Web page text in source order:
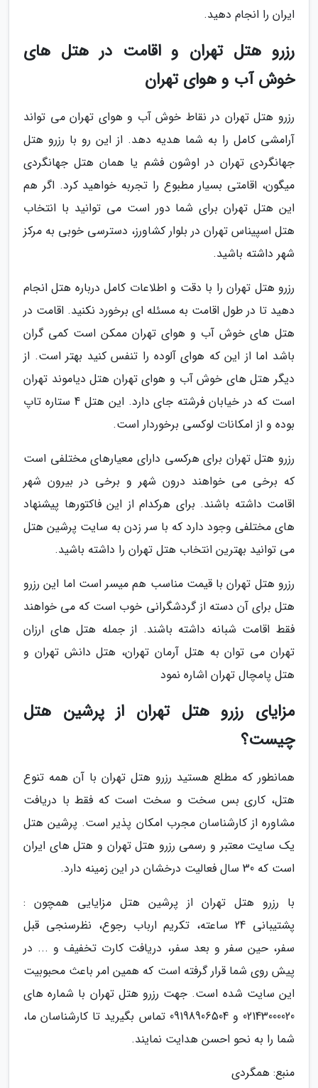
ایران را انجام دهید.
رزرو هتل تهران و اقامت در هتل های
خوش آب و هوای تهران
رزرو هتل تهران در نقاط خوش آب و هوای تهران می تواند
آرامشی کامل را به شما هدیه دهد. از این رو با رزرو هتل
جهانگردی تهران در اوشون فشم یا همان هتل جهانگردی
میگون، اقامتی بسیار مطبوع را تجربه خواهید کرد. اگر هم
این هتل تهران برای شما دور است می توانید با انتخاب
هتل اسپیناس تهران در بلوار کشاورز، دسترسی خوبی به مرکز
شهر داشته باشید.
رزرو هتل تهران را با دقت و اطلاعات کامل درباره هتل انجام
دهید تا در طول اقامت به مسئله ای برخورد نکنید. اقامت در
هتل های خوش آب و هوای تهران ممکن است کمی گران
باشد اما از این که هوای آلوده را تنفس کنید بهتر است. از
دیگر هتل های خوش آب و هوای تهران هتل دیاموند تهران
است که در خیابان فرشته جای دارد. این هتل 4 ستاره تاپ
بوده و از امکانات لوکسی برخوردار است.
رزرو هتل تهران برای هرکسی دارای معیارهای مختلفی است
که برخی می خواهند درون شهر و برخی در بیرون شهر
اقامت داشته باشند. برای هرکدام از این فاکتورها پیشنهاد
های مختلفی وجود دارد که با سر زدن به سایت پرشین هتل
می توانید بهترین انتخاب هتل تهران را داشته باشید.
رزرو هتل تهران با قیمت مناسب هم میسر است اما این رزرو
هتل برای آن دسته از گردشگرانی خوب است که می خواهند
فقط اقامت شبانه داشته باشند. از جمله هتل های ارزان
تهران می توان به هتل آرمان تهران، هتل دانش تهران و
هتل پامچال تهران اشاره نمود
مزایای رزرو هتل تهران از پرشین هتل
چیست؟
همانطور که مطلع هستید رزرو هتل تهران با آن همه تنوع
هتل، کاری بس سخت و سخت است که فقط با دریافت
مشاوره از کارشناسان مجرب امکان پذیر است. پرشین هتل
یک سایت معتبر و رسمی رزرو هتل تهران و هتل های ایران
است که 30 سال فعالیت درخشان در این زمینه دارد.
با رزرو هتل تهران از پرشین هتل مزایایی همچون :
پشتیبانی 24 ساعته، تکریم ارباب رجوع، نظرسنجی قبل
سفر، حین سفر و بعد سفر، دریافت کارت تخفیف و ... در
پیش روی شما قرار گرفته است که همین امر باعث محبوبیت
این سایت شده است. جهت رزرو هتل تهران با شماره های
02143000020 و 09198906504 تماس بگیرید تا کارشناسان ما،
شما را به نحو احسن هدایت نمایند.
منبع: همگردی